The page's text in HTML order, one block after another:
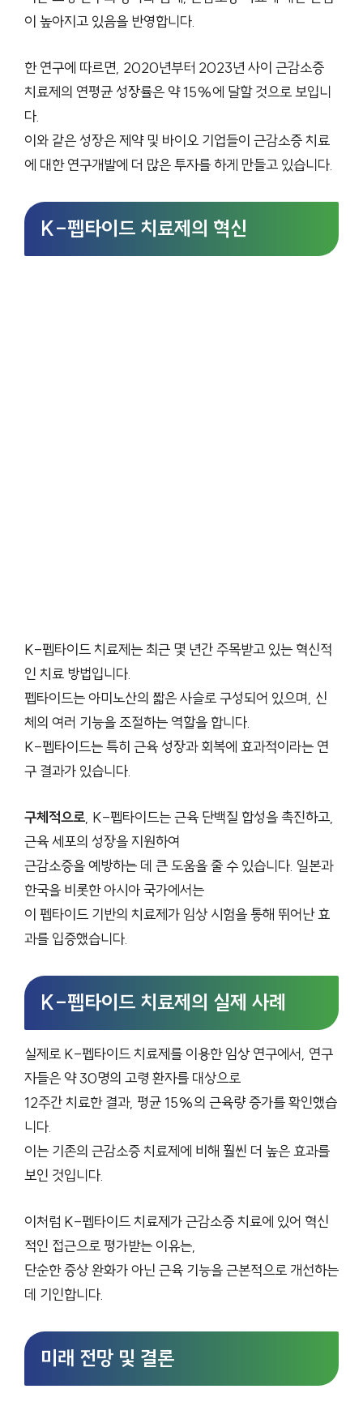
이 높아지고 있음을 반영합니다.
한 연구에 따르면, 2020년부터 2023년 사이 근감소증
치료제의 연평균 성장률은 약 15%에 달할 것으로 보입니
다.
이와 같은 성장은 제약 및 바이오 기업들이 근감소증 치료
에 대한 연구개발에 더 많은 투자를 하게 만들고 있습니다.
K-펩타이드 치료제의 혁신
K-펩타이드 치료제는 최근 몇 년간 주목받고 있는 혁신적
인 치료 방법입니다.
펩타이드는 아미노산의 짧은 사슬로 구성되어 있으며, 신
체의 여러 기능을 조절하는 역할을 합니다.
K-펩타이드는 특히 근육 성장과 회복에 효과적이라는 연
구 결과가 있습니다.
구체적으로, K-펩타이드는 근육 단백질 합성을 촉진하고,
근육 세포의 성장을 지원하여
근감소증을 예방하는 데 큰 도움을 줄 수 있습니다. 일본과
한국을 비롯한 아시아 국가에서는
이 펩타이드 기반의 치료제가 임상 시험을 통해 뛰어난 효
과를 입증했습니다.
K-펩타이드 치료제의 실제 사례
실제로 K-펩타이드 치료제를 이용한 임상 연구에서, 연구
자들은 약 30명의 고령 환자를 대상으로
12주간 치료한 결과, 평균 15%의 근육량 증가를 확인했습
니다.
이는 기존의 근감소증 치료제에 비해 훨씬 더 높은 효과를
보인 것입니다.
이처럼 K-펩타이드 치료제가 근감소증 치료에 있어 혁신
적인 접근으로 평가받는 이유는,
단순한 증상 완화가 아닌 근육 기능을 근본적으로 개선하는
데 기인합니다.
미래 전망 및 결론